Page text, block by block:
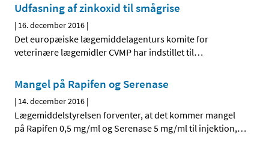
Udfasning af zinkoxid til smågrise
| 16. december 2016 |
Det europæiske lægemiddelagenturs komite for
veterinære lægemidler CVMP har indstillet til…
Mangel på Rapifen og Serenase
| 14. december 2016 |
Lægemiddelstyrelsen forventer, at det kommer mangel
på Rapifen 0,5 mg/ml og Serenase 5 mg/ml til injektion,…